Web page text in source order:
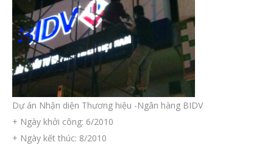
Dự án Nhận diện Thương hiệu -Ngân hàng BIDV
+ Ngày khởi công: 6/2010
+ Ngày kết thúc: 8/2010